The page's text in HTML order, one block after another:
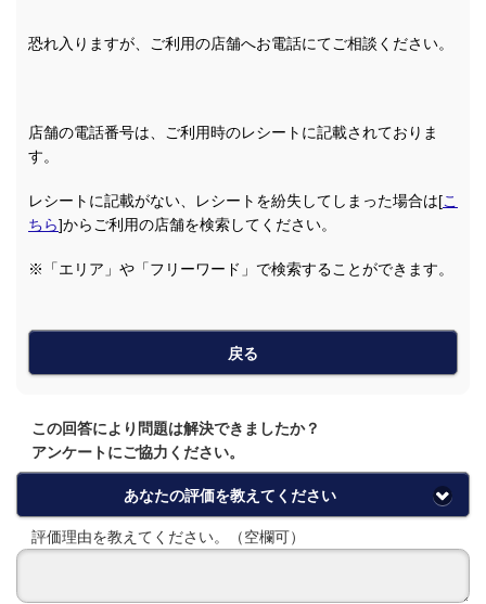
恐れ入りますが、ご利用の店舗へお電話にてご相談ください。
店舗の電話番号は、ご利用時のレシートに記載されておりま
す。
レシートに記載がない、レシートを紛失してしまった場合は[こ
ちら]からご利用の店舗を検索してください。
※「エリア」や「フリーワード」で検索することができます。
戻る
この回答により問題は解決できましたか？
アンケートにご協力ください。
あなたの評価を教えてください
評価理由を教えてください。（空欄可）